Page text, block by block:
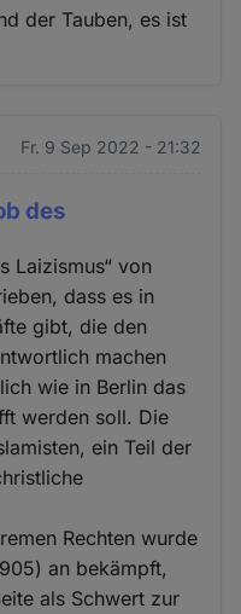
der Tauben, es ist
Fr. 9 Sep 2022 - 21:32
des
Laizismus“ von
dass es in
gibt, die den
machen
wie in Berlin das
werden soll. Die
ein Teil der
Rechten wurde
an bekämpft,
als Schwert zur